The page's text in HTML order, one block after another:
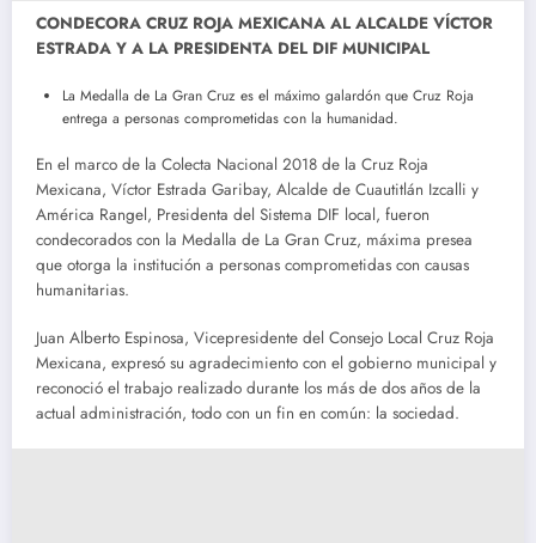
CONDECORA CRUZ ROJA MEXICANA AL ALCALDE VÍCTOR
ESTRADA Y A LA PRESIDENTA DEL DIF MUNICIPAL
La Medalla de La Gran Cruz es el máximo galardón que Cruz Roja
entrega a personas comprometidas con la humanidad.
En el marco de la Colecta Nacional 2018 de la Cruz Roja
Mexicana, Víctor Estrada Garibay, Alcalde de Cuautitlán Izcalli y
América Rangel, Presidenta del Sistema DIF local, fueron
condecorados con la Medalla de La Gran Cruz, máxima presea
que otorga la institución a personas comprometidas con causas
humanitarias.
Juan Alberto Espinosa, Vicepresidente del Consejo Local Cruz Roja
Mexicana, expresó su agradecimiento con el gobierno municipal y
reconoció el trabajo realizado durante los más de dos años de la
actual administración, todo con un fin en común: la sociedad.